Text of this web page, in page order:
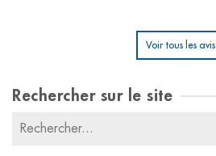
Voir tous les avis
Rechercher sur le site
Résultats